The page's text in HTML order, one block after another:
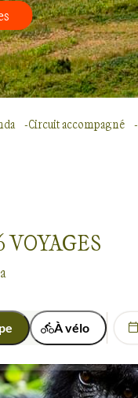
Circuit accompagné
VOYAGES
À vélo